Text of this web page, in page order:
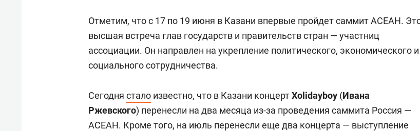
Отметим, что с 17 по 19 июня в Казани впервые пройдет саммит АСЕАН.
высшая встреча глав государств и правительств стран — участниц
ассоциации. Он направлен на укрепление политического, экономического и
социального сотрудничества.
Сегодня стало известно, что в Казани концертXolidayboy (Ивана
Ржевского) перенесли на два месяца из-за проведения саммита Россия —
АСЕАН. Кроме того, на июль перенесли еще два концерта — выступление